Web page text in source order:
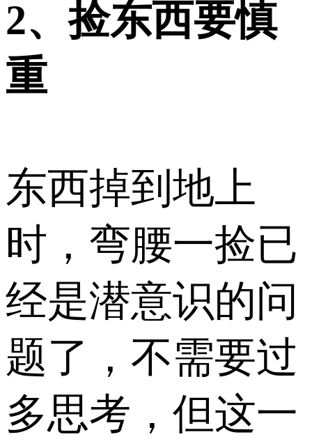
2、捡东西要慎
重
东西掉到地上
时，弯腰一捡已
经是潜意识的问
题了，不需要过
多思考，但这一